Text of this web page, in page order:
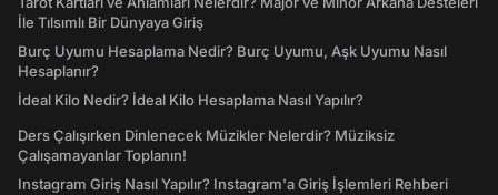
İle Tılsımlı Bir Dünyaya Giriş
Burç Uyumu Hesaplama Nedir? Burç Uyumu, Aşk Uyumu Nasıl
Hesaplanır?
İdeal Kilo Nedir? İdeal Kilo Hesaplama Nasıl Yapılır?
Ders Çalışırken Dinlenecek Müzikler Nelerdir? Müziksiz
Çalışamayanlar Toplanın!
Instagram Giriş Nasıl Yapılır? Instagram'a Giriş İşlemleri Rehberi